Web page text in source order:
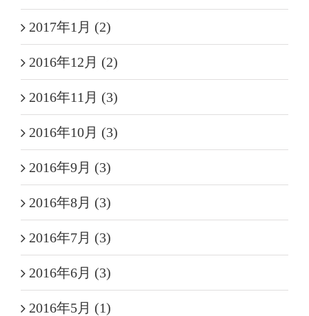
2017年1月 (2)
2016年12月 (2)
2016年11月 (3)
2016年10月 (3)
2016年9月 (3)
2016年8月 (3)
2016年7月 (3)
2016年6月 (3)
2016年5月 (1)